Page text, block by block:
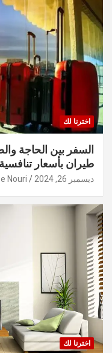
اخترنا لك
السفر بين الحاجة
طيران بأسعار
ديسمبر 26, 2024 Nouri
اخترنا لك